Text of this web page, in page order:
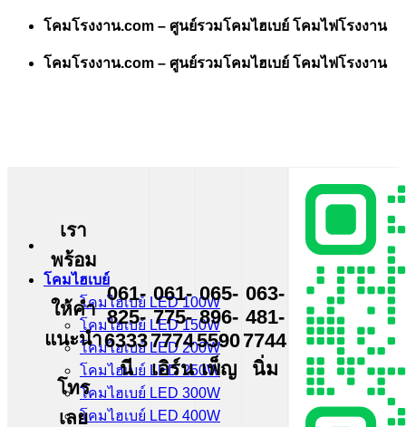
Skip
content
โคมโรงงาน.com – ศูนย์รวมโคมไฮเบย์ โคมไฟโรงงาน
โคมโรงงาน.com – ศูนย์รวมโคมไฮเบย์ โคมไฟโรงงาน
โคมไฮเบย์
โคมไฮเบย์ LED 100W
โคมไฮเบย์ LED 150W
โคมไฮเบย์ LED 200W
โคมไฮเบย์ LED 250W
โคมไฮเบย์ LED 300W
โคมไฮเบย์ LED 400W
เรา
พร้อม
ให้คำ
แนะนำ
โทร
เลย
061-
825-
6333
นี
061-
775-
7774
เอิร์น
065-
896-
5590
เพ็ญ
063-
481-
7744
นิ่ม